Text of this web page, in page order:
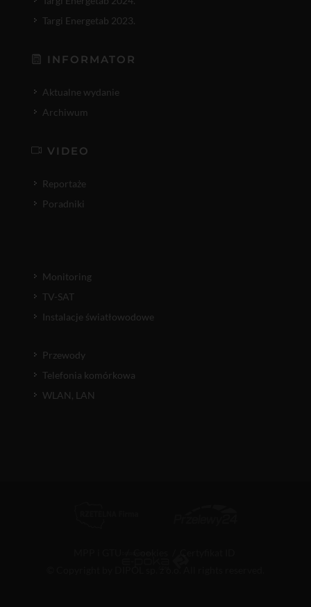
Targi Energetab 2023.
INFORMATOR
Aktualne wydanie
Archiwum
VIDEO
Reportaże
Poradniki
Monitoring
TV-SAT
Instalacje światłowodowe
Przewody
Telefonia komórkowa
WLAN, LAN